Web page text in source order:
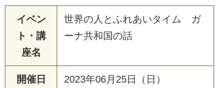
イベン
ト・講
座名
世界の人とふれあいタイム ガ
ーナ共和国の話
開催日 2023年06月25日（日）